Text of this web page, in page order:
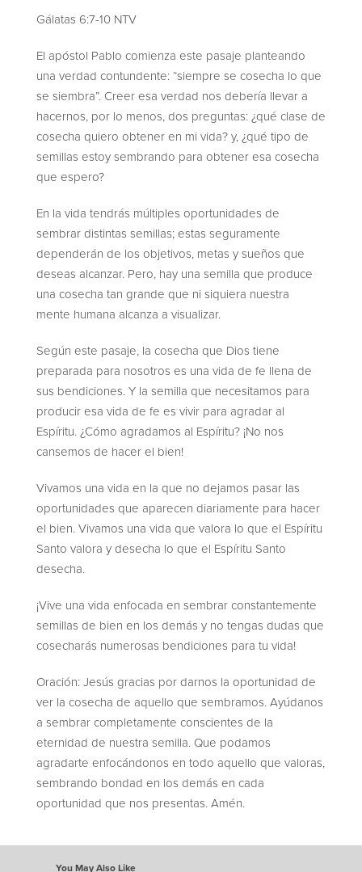
‭‭Gálatas‬ ‭6‬:‭7‬-‭10‬ ‭NTV‬‬
El apóstol Pablo comienza este pasaje planteando
una verdad contundente: “siempre se cosecha lo que
se siembra”. Creer esa verdad nos debería llevar a
hacernos, por lo menos, dos preguntas: ¿qué clase de
cosecha quiero obtener en mi vida? y, ¿qué tipo de
semillas estoy sembrando para obtener esa cosecha
que espero?
En la vida tendrás múltiples oportunidades de
sembrar distintas semillas; estas seguramente
dependerán de los objetivos, metas y sueños que
deseas alcanzar. Pero, hay una semilla que produce
una cosecha tan grande que ni siquiera nuestra
mente humana alcanza a visualizar.
Según este pasaje, la cosecha que Dios tiene
preparada para nosotros es una vida de fe llena de
sus bendiciones. Y la semilla que necesitamos para
producir esa vida de fe es vivir para agradar al
Espíritu. ¿Cómo agradamos al Espíritu? ¡No nos
cansemos de hacer el bien!
Vivamos una vida en la que no dejamos pasar las
oportunidades que aparecen diariamente para hacer
el bien. Vivamos una vida que valora lo que el Espíritu
Santo valora y desecha lo que el Espíritu Santo
desecha.
¡Vive una vida enfocada en sembrar constantemente
semillas de bien en los demás y no tengas dudas que
cosecharás numerosas bendiciones para tu vida!
Oración: Jesús gracias por darnos la oportunidad de
ver la cosecha de aquello que sembramos. Ayúdanos
a sembrar completamente conscientes de la
eternidad de nuestra semilla. Que podamos
agradarte enfocándonos en todo aquello que valoras,
sembrando bondad en los demás en cada
oportunidad que nos presentas. Amén.
You May Also Like